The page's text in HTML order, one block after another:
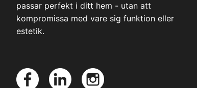
passar perfekt i ditt hem - utan att
kompromissa med vare sig funktion eller
estetik.